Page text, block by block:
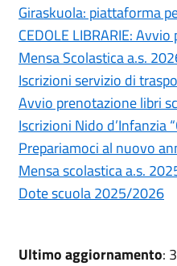
Giraskuola: piattaforma
CEDOLE LIBRARIE:
Mensa Scolastica a.s.
Iscrizioni servizio di
Avvio prenotazione libri
Iscrizioni Nido
Prepariamoci al nuovo
Mensa scolastica a.s.
Dote scuola 2025/2026
Ultimo aggiornamento: